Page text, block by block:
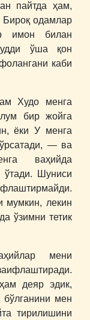
пайтда ҳам,
Бироқ одамлар
имон билан
ўша қон
каби
Худо менга
бир жойга
ёки У менга
― ва
ваҳийда
ўтади. Шуниси
мумкин, лекин
ўзимни тетик
мени
деяр эдик,
мен
тирилишини